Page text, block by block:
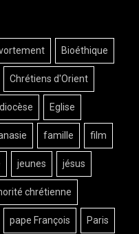
Bioéthique
Chrétiens d'Orient
diocèse Eglise
famille film
jeunes jésus
chrétienne
pape François Paris